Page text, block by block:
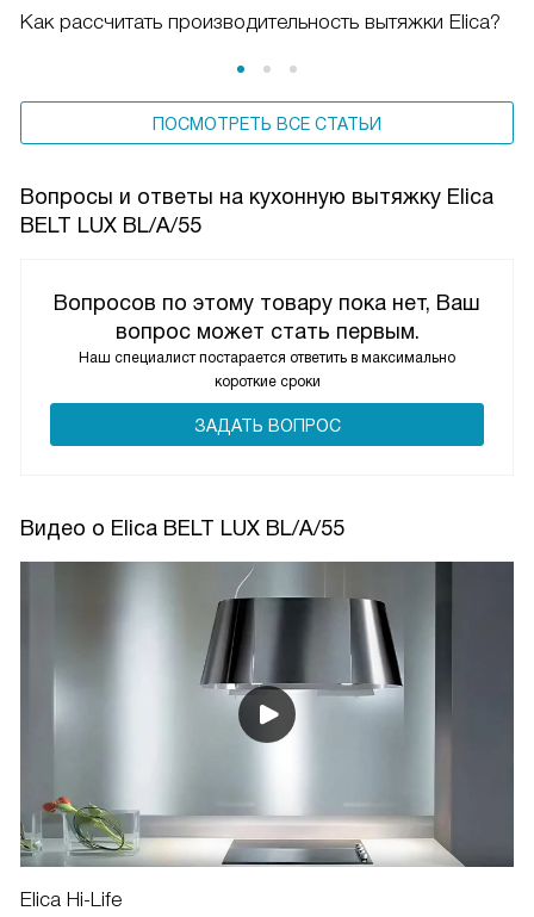
Как рассчитать производительность вытяжки Elica?
ПОСМОТРЕТЬ ВСЕ СТАТЬИ
Вопросы и ответы на кухонную вытяжку Elica
BELT LUX BL/A/55
Вопросов по этому товару пока нет, Ваш
вопрос может стать первым.
Наш специалист постарается ответить в максимально
короткие сроки
ЗАДАТЬ ВОПРОС
Видео о Elica BELT LUX BL/A/55
Elica Hi-Life